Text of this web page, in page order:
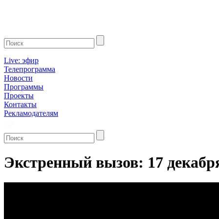
Live: эфир
Телепрограмма
Новости
Программы
Проекты
Контакты
Рекламодателям
Экстренный вызов: 17